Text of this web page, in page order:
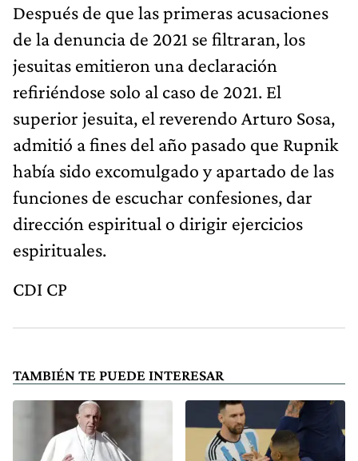
Después de que las primeras acusaciones
de la denuncia de 2021 se filtraran, los
jesuitas emitieron una declaración
refiriéndose solo al caso de 2021. El
superior jesuita, el reverendo Arturo Sosa,
admitió a fines del año pasado que Rupnik
había sido excomulgado y apartado de las
funciones de escuchar confesiones, dar
dirección espiritual o dirigir ejercicios
espirituales.
CDI CP
TAMBIÉN TE PUEDE INTERESAR